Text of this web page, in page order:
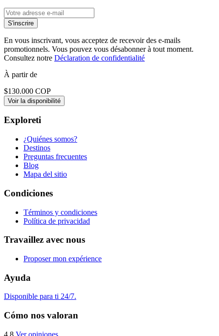
S'inscrire
En vous inscrivant, vous acceptez de recevoir des e-mails
promotionnels. Vous pouvez vous désabonner à tout moment.
Consultez notre Déclaration de confidentialité
À partir de
$130.000 COP
Voir la disponibilité
Exploreti
¿Quiénes somos?
Destinos
Preguntas frecuentes
Blog
Mapa del sitio
Condiciones
Términos y condiciones
Política de privacidad
Travaillez avec nous
Proposer mon expérience
Ayuda
Disponible para ti 24/7.
Cómo nos valoran
4.8 Ver opiniones